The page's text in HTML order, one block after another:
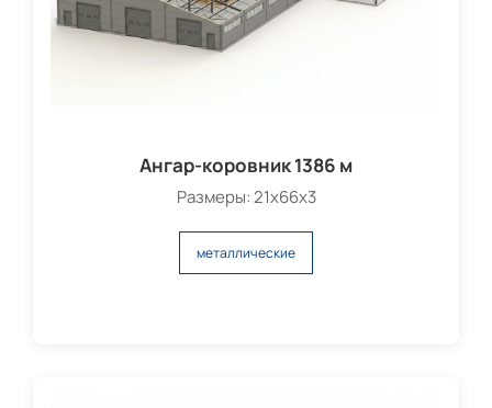
Ангар-коровник 1386 м
Размеры: 21х66х3
металлические